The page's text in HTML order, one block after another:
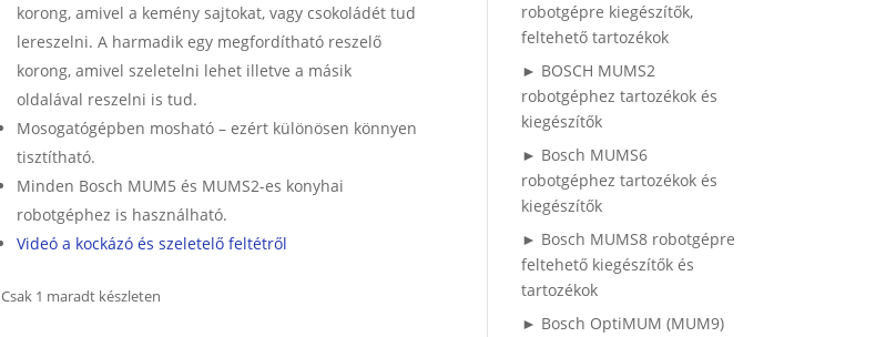
korong, amivel a kemény sajtokat, vagy csokoládét tud
lereszelni. A harmadik egy megfordítható reszelő
korong, amivel szeletelni lehet illetve a másik
oldalával reszelni is tud.
Mosogatógépben mosható – ezért különösen könnyen
tisztítható.
Minden Bosch MUM5 és MUMS2-es konyhai
robotgéphez is használható.
Videó a kockázó és szeletelő feltétről
Csak 1 maradt készleten
robotgépre kiegészítők,
feltehető tartozékok
► BOSCH MUMS2
robotgéphez tartozékok és
kiegészítők
► Bosch MUMS6
robotgéphez tartozékok és
kiegészítők
► Bosch MUMS8 robotgépre
feltehető kiegészítők és
tartozékok
► Bosch OptiMUM (MUM9)